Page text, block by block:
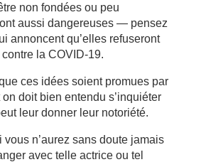
non fondées ou peu
aussi dangereuses — pensez
annoncent qu’elles refuseront
contre la COVID-19.
ces idées soient promues par
doit bien entendu s’inquiéter
leur donner leur notoriété.
vous n’aurez sans doute jamais
avec telle actrice ou tel